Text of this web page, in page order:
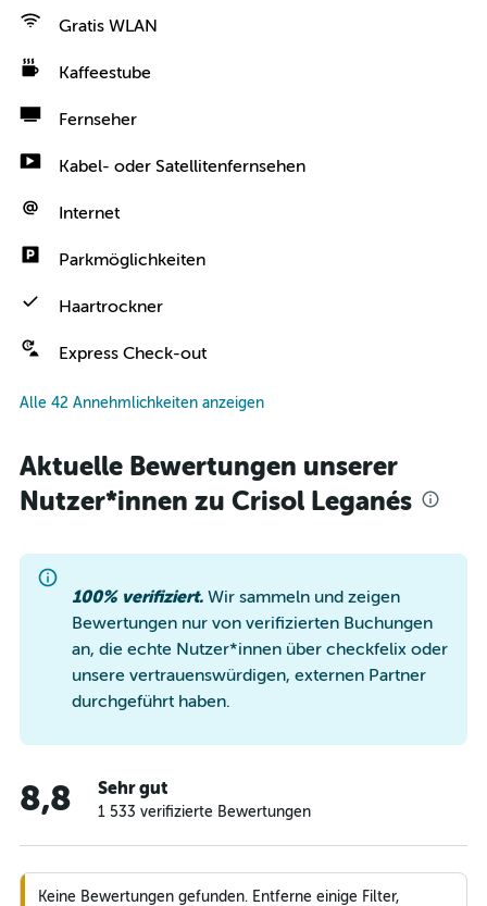
Gratis WLAN
Kaffeestube
Fernseher
Kabel- oder Satellitenfernsehen
Internet
Parkmöglichkeiten
Haartrockner
Express Check-out
Alle 42 Annehmlichkeiten anzeigen
Aktuelle Bewertungen unserer
Nutzer*innen zu Crisol Leganés
100% verifiziert. Wir sammeln und zeigen
Bewertungen nur von verifizierten Buchungen
an, die echte Nutzer*innen über checkfelix oder
unsere vertrauenswürdigen, externen Partner
durchgeführt haben.
8,8 Sehr gut
1 533 verifizierte Bewertungen
Keine Bewertungen gefunden. Entferne einige Filter,